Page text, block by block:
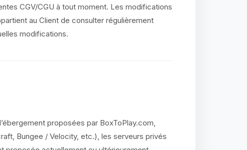
CGV/CGU à tout moment. Les modifications
au Client de consulter régulièrement
modifications.
proposées par BoxToPlay.com,
Bungee / Velocity, etc.), les serveurs privés